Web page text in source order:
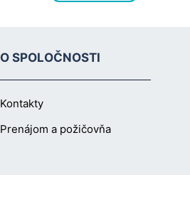
O SPOLOČNOSTI
Kontakty
Prenájom a požičovňa